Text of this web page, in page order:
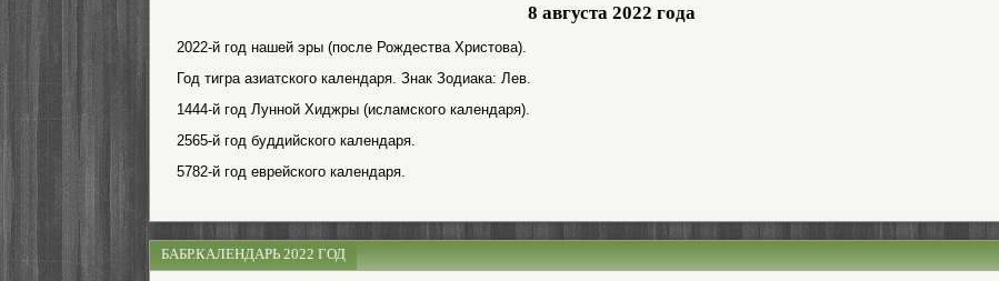
8 августа 2022 года
2022-й год нашей эры (после Рождества Христова).
Год тигра азиатского календаря. Знак Зодиака: Лев.
1444-й год Лунной Хиджры (исламского календаря).
2565-й год буддийского календаря.
5782-й год еврейского календаря.
БАБР.КАЛЕНДАРЬ 2022 ГОД